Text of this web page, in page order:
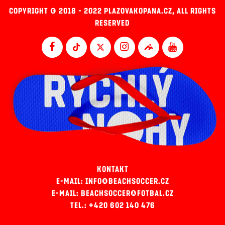
COPYRIGHT © 2018 - 2022 PLAZOVAKOPANA.CZ, ALL RIGHTS
RESERVED
KONTAKT
E-MAIL: INFO@BEACHSOCCER.CZ
E-MAIL: BEACHSOCCER@FOTBAL.CZ
TEL.: +420 602 140 476